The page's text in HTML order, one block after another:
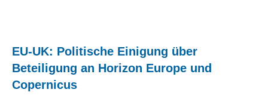
EU-UK: Politische Einigung über
Beteiligung an Horizon Europe und
Copernicus